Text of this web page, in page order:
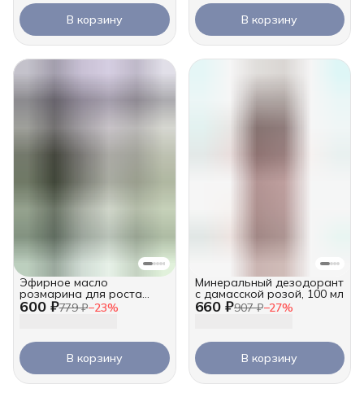
В корзину В корзину
600 ₽779 ₽−23%
Эфирное масло
розмарина для роста
волос, 10 мл
В корзину
660 ₽907 ₽−27%
Минеральный дезодорант
с дамасской розой, 100 мл
В корзину